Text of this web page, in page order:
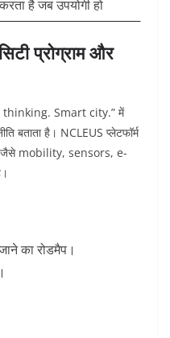
है जब उपयोगी हो
प्रोग्राम और
Smart city.” में
बताता है। NCLEUS प्लेटफॉर्म
(जैसे mobility, sensors, e-
का रोडमैप।